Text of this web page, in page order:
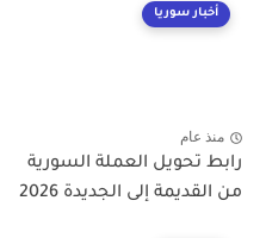
أخبار سوريا
منذ عام
رابط تحويل العملة السورية
من القديمة إلى الجديدة 2026